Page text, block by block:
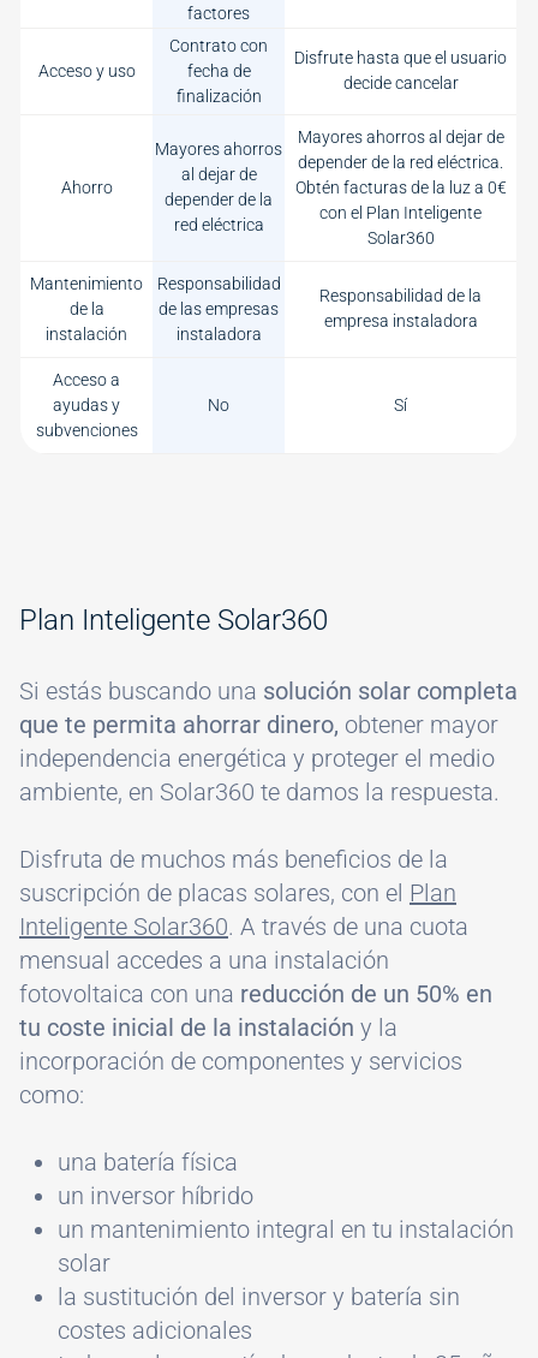
factores
Acceso y uso
Contrato con
fecha de
finalización
Disfrute hasta que el usuario
decide cancelar
Ahorro
Mayores ahorros
al dejar de
depender de la
red eléctrica
Mayores ahorros al dejar de
depender de la red eléctrica.
Obtén facturas de la luz a 0€
con el Plan Inteligente
Solar360
Mantenimiento
de la
instalación
Responsabilidad
de las empresas
instaladora
Responsabilidad de la
empresa instaladora
Acceso a
ayudas y
subvenciones
No Sí
Plan Inteligente Solar360
Si estás buscando una solución solar completa
que te permita ahorrar dinero, obtener mayor
independencia energética y proteger el medio
ambiente, en Solar360 te damos la respuesta.
Disfruta de muchos más beneficios de la
suscripción de placas solares, con el Plan
Inteligente Solar360. A través de una cuota
mensual accedes a una instalación
fotovoltaica con una reducción de un 50% en
tu coste inicial de la instalación y la
incorporación de componentes y servicios
como:
una batería física
un inversor híbrido
un mantenimiento integral en tu instalación
solar
la sustitución del inversor y batería sin
costes adicionales